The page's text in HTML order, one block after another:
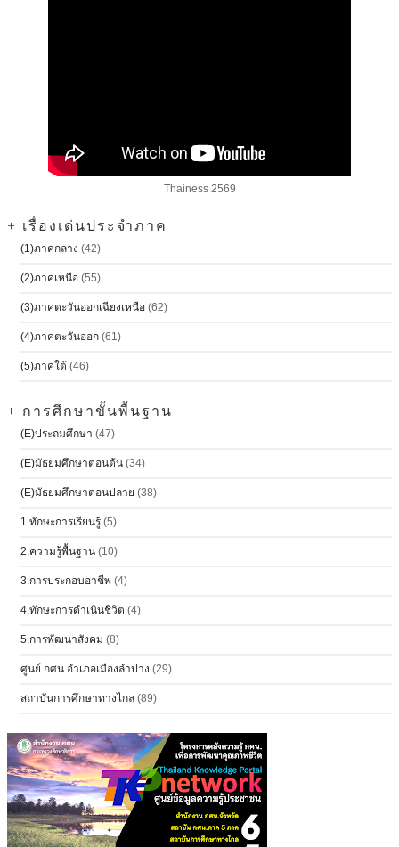
Thainess 2569
+ เรื่องเด่นประจำภาค
(1)ภาคกลาง (42)
(2)ภาคเหนือ (55)
(3)ภาคตะวันออกเฉียงเหนือ (62)
(4)ภาคตะวันออก (61)
(5)ภาคใต้ (46)
+ การศึกษาขั้นพื้นฐาน
(E)ประถมศึกษา (47)
(E)มัธยมศึกษาตอนต้น (34)
(E)มัธยมศึกษาตอนปลาย (38)
1.ทักษะการเรียนรู้ (5)
2.ความรู้พื้นฐาน (10)
3.การประกอบอาชีพ (4)
4.ทักษะการดำเนินชีวิต (4)
5.การพัฒนาสังคม (8)
ศูนย์ กศน.อำเภอเมืองลำปาง (29)
สถาบันการศึกษาทางไกล (89)